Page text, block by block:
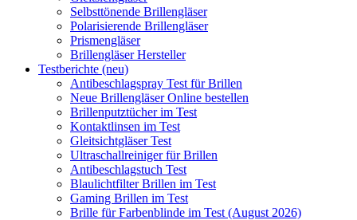
Selbsttönende Brillengläser
Polarisierende Brillengläser
Prismengläser
Brillengläser Hersteller
Testberichte (neu)
Antibeschlagspray Test für Brillen
Neue Brillengläser Online bestellen
Brillenputztücher im Test
Kontaktlinsen im Test
Gleitsichtgläser Test
Ultraschallreiniger für Brillen
Antibeschlagstuch Test
Blaulichtfilter Brillen im Test
Gaming Brillen im Test
Brille für Farbenblinde im Test (August 2026)